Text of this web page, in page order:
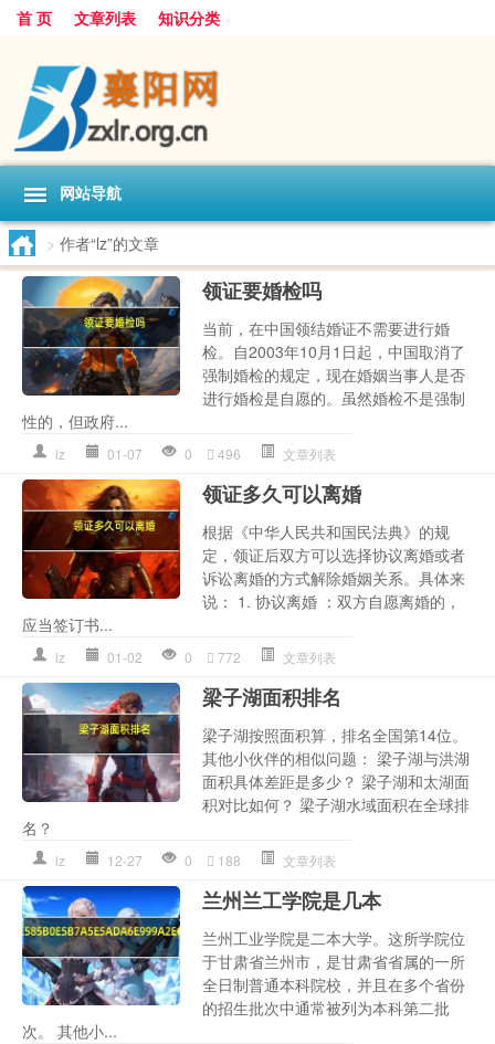
首 页 文章列表 知识分类
网站导航
> 作者“lz”的文章
领证要婚检吗
当前，在中国领结婚证不需要进行婚
检。自2003年10月1日起，中国取消了
强制婚检的规定，现在婚姻当事人是否
进行婚检是自愿的。虽然婚检不是强制
性的，但政府...
lz 01-07 0 496 文章列表
领证多久可以离婚
根据《中华人民共和国民法典》的规
定，领证后双方可以选择协议离婚或者
诉讼离婚的方式解除婚姻关系。具体来
说： 1. 协议离婚 ：双方自愿离婚的，
应当签订书...
lz 01-02 0 772 文章列表
梁子湖面积排名
梁子湖按照面积算，排名全国第14位。
其他小伙伴的相似问题： 梁子湖与洪湖
面积具体差距是多少？ 梁子湖和太湖面
积对比如何？ 梁子湖水域面积在全球排
名？
lz 12-27 0 188 文章列表
兰州兰工学院是几本
兰州工业学院是二本大学。这所学院位
于甘肃省兰州市，是甘肃省省属的一所
全日制普通本科院校，并且在多个省份
的招生批次中通常被列为本科第二批
次。 其他小...